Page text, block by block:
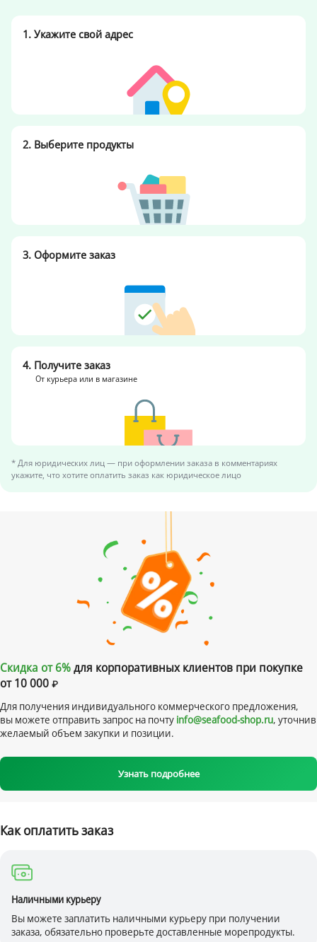
1. Укажите свой адрес
2. Выберите продукты
3. Оформите заказ
4. Получите заказ
От курьера или в магазине
* Для юридических лиц — при оформлении заказа в комментариях
укажите, что хотите оплатить заказ как юридическое лицо
Скидка от 6%для корпоративных клиентов при покупке
от 10 000
Для получения индивидуального коммерческого предложения,
вы можете отправить запрос на почту info@seafood-shop.ru, уточнив
желаемый объем закупки и позиции.
Узнать подробнее
Как оплатить заказ
Наличными курьеру
Вы можете заплатить наличными курьеру при получении
заказа, обязательно проверьте доставленные морепродукты.